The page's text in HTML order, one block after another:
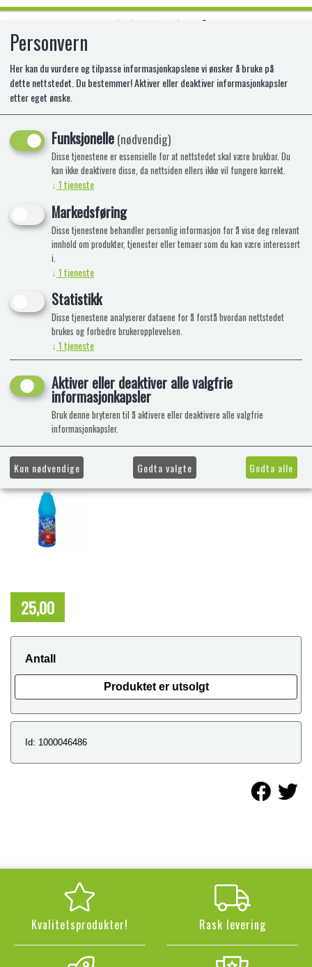
KOOL-AID BURSTS SOFT DRINK
BERRY BLUE 20
25,00
Antall
Produktet er utsolgt
Id: 1000046486
Kvalitetsprodukter! Rask levering
Personvern
Her kan du vurdere og tilpasse informasjonkapslene vi ønsker å bruke på
dette nettstedet. Du bestemmer! Aktiver eller deaktiver informasjonkapsler
etter eget ønske.
Funksjonelle(nødvendig)
Disse tjenestene er essensielle for at nettstedet skal være brukbar. Du
kan ikke deaktivere disse, da nettsiden ellers ikke vil fungere korrekt.
↓ 1tjeneste
Markedsføring
Disse tjenestene behandler personlig informasjon for å vise deg relevant
innhold om produkter, tjenester eller temaer som du kan være interessert
i.
↓ 1tjeneste
Statistikk
Disse tjenestene analyserer dataene for å forstå hvordan nettstedet
brukes og forbedre brukeropplevelsen.
↓ 1tjeneste
Aktiver eller deaktiver alle valgfrie
informasjonkapsler
Bruk denne bryteren til å aktivere eller deaktivere alle valgfrie
informasjonkapsler.
Kun nødvendige Godta valgte Godta alle